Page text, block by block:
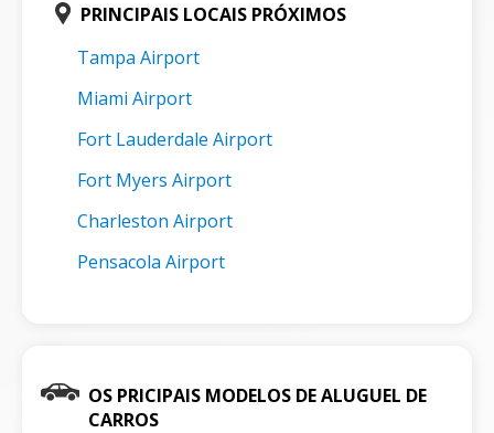
PRINCIPAIS LOCAIS PRÓXIMOS
Tampa Airport
Miami Airport
Fort Lauderdale Airport
Fort Myers Airport
Charleston Airport
Pensacola Airport
OS PRICIPAIS MODELOS DE ALUGUEL DE
CARROS